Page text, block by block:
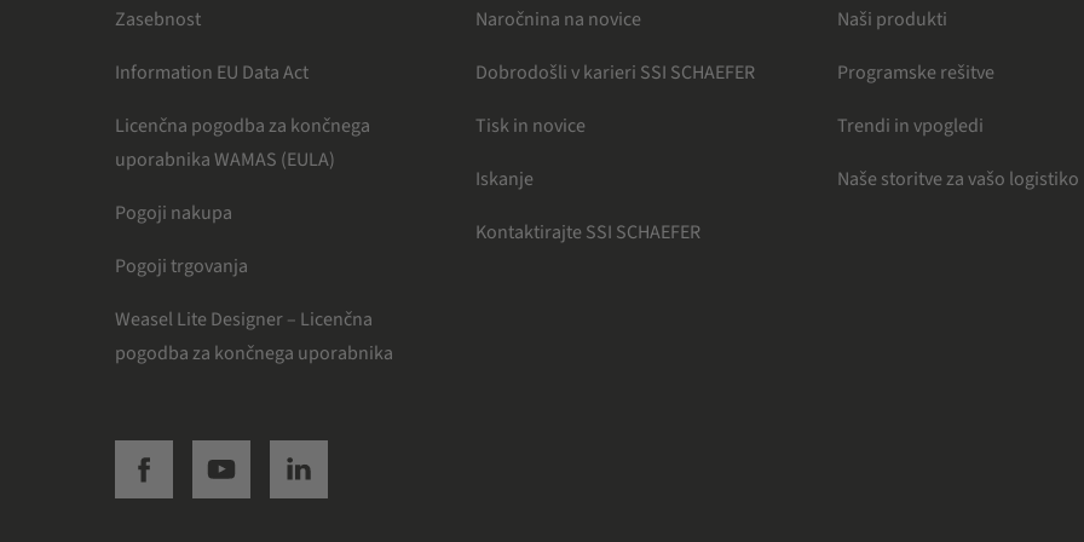
Zasebnost
Information EU Data Act
Licenčna pogodba za končnega
uporabnika WAMAS (EULA)
Pogoji nakupa
Pogoji trgovanja
Weasel Lite Designer – Licenčna
pogodba za končnega uporabnika
Naročnina na novice
Dobrodošli v karieri SSI SCHAEFER
Tisk in novice
Iskanje
Kontaktirajte SSI SCHAEFER
Naši produkti
Programske rešitve
Trendi in vpogledi
Naše storitve za vašo logistiko
SSI facebookSSI youtubeSSI linkedin